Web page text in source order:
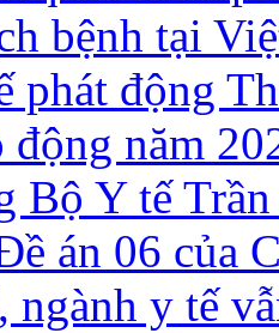
bệnh tại
phát động
động năm
Bộ Y tế
án 06 của
ngành y tế